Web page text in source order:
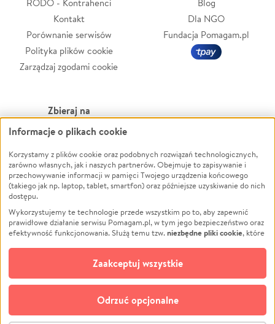
RODO - Kontrahenci
Kontakt
Porównanie serwisów
Polityka plików cookie
Zarządzaj zgodami cookie
Blog
Dla NGO
Fundacja Pomagam.pl
Zbieraj na
Leczenie
Zwierzęta
Pożar
Ukraina
Pomoc Finansowa
Projekty
Pogrzeb
Społeczność lokalna
Kultura
Powódź
Wichura
NGO
Edukacja
Podróż
Impreza
Ochrona środowiska
Biznes
Informacje o plikach cookie
Korzystamy z plików cookie oraz podobnych rozwiązań technologicznych,
zarówno własnych, jak i naszych partnerów. Obejmuje to zapisywanie i
przechowywanie informacji w pamięci Twojego urządzenia końcowego
(takiego jak np. laptop, tablet, smartfon) oraz późniejsze uzyskiwanie do nich
dostępu.
Wykorzystujemy te technologie przede wszystkim po to, aby zapewnić
prawidłowe działanie serwisu Pomagam.pl, w tym jego bezpieczeństwo oraz
efektywność funkcjonowania. Służą temu tzw.niezbędne pliki cookie, które
opcjonalnych plików cookie
technologii do celów analitycznych i retargetingowych. Możesz wyrazić
zgodę na ich stosowanie lub jej odmówić. W dowolnym momencie masz
możliwość zmiany swoich preferencji na stronie „Zarządzaj zgodami cookie”,
do której link znajdziesz w stopce serwisu Pomagam.pl. Opcjonalne pliki
cookie wykorzystywane są w następujących celach:
Odrzuć opcjonalne
Zaakceptuj wszystkie